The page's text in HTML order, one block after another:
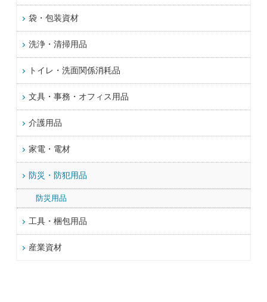
袋・包装資材
洗浄・清掃用品
トイレ・洗面関係消耗品
文具・事務・オフィス用品
介護用品
家電・電材
防災・防犯用品
防災用品
工具・梱包用品
産業資材